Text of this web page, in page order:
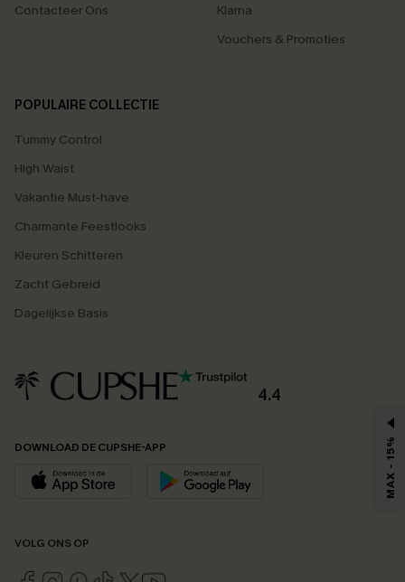
Contacteer Ons
Klarna
Vouchers & Promoties
POPULAIRE COLLECTIE
Tummy Control
High Waist
Vakantie Must-have
Charmante Feestlooks
Kleuren Schitteren
Zacht Gebreid
Dagelijkse Basis
4.4
DOWNLOAD DE CUPSHE-APP
VOLG ONS OP
MAX - 15%